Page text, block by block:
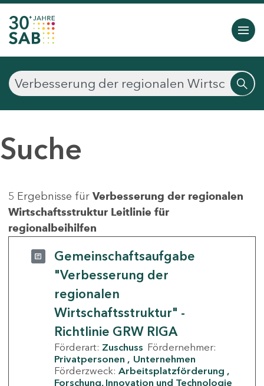
Suche
5 Ergebnisse für Verbesserung der regionalen
Wirtschaftsstruktur Leitlinie für
regionalbeihilfen
Gemeinschaftsaufgabe
"Verbesserung der
regionalen
Wirtschaftsstruktur" -
Richtlinie GRW RIGA
Förderart: Zuschuss Fördernehmer:
Privatpersonen
Unternehmen
Förderzweck: Arbeitsplatzförderung
Forschung, Innovation und Technologie